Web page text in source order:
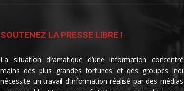
SOUTENEZ LA PRESSE LIBRE !
La situation dramatique d’une information
mains des plus grandes fortunes et des groupes
nécessite un travail d’information réalisé par des